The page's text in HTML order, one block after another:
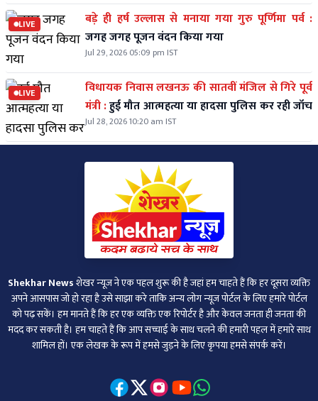
LIVE
बड़े ही हर्ष उल्लास से मनाया गया गुरु पूर्णिमा पर्व :
जगह जगह पूजन वंदन किया गया
Jul 29, 2026 05:09 pm IST
LIVE
विधायक निवास लखनऊ की सातवीं मंजिल से गिरे पूर्व
मंत्री :हुई मौत आत्महत्या या हादसा पुलिस कर रही जॉच
Jul 28, 2026 10:20 am IST
Shekhar Newsशेखर न्‍यूज ने एक पहल शुरू की है जहां हम चाहते हैं कि हर दूसरा व्‍यक्ति
अपने आसपास जो हो रहा है उसे साझा करे ताकि अन्‍य लोग न्‍यूज पोर्टल के लिए हमारे पोर्टल
को पढ़ सकें। हम मानते हैं कि हर एक व्यक्ति एक रिपोर्टर है और केवल जनता ही जनता की
मदद कर सकती है। हम चाहते हैं कि आप सच्चाई के साथ चलने की हमारी पहल में हमारे साथ
शामिल हों। एक लेखक के रूप में हमसे जुड़ने के लिए कृपया हमसे संपर्क करें।